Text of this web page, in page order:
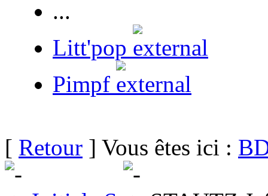
...
Litt'pop
Pimpf
[ Retour ] Vous êtes ici :